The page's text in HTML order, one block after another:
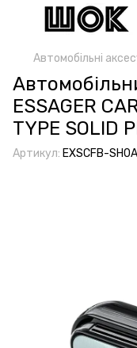
Автомобільні
ESSAGER
TYPE SOLID
Артикул: EXSCFB-SH0A